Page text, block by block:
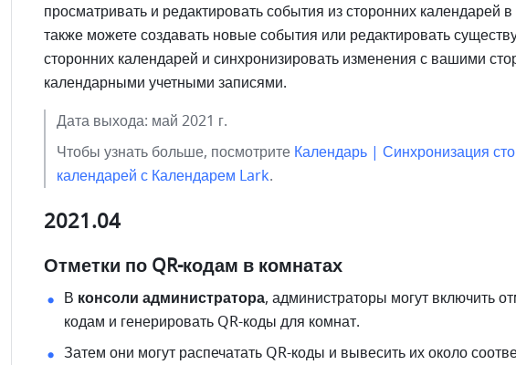
просматривать и редактировать события из сторонних календарей
также можете создавать новые события или редактировать
сторонних календарей и синхронизировать изменения с вашими
календарными учетными записями.
Дата выхода: май 2021 г.
Чтобы узнать больше, посмотрите Календарь | Синхронизация
календарей с Календарем Lark.
2021.04
Отметки по QR-кодам в комнатах
В консоли администратора, администраторы могут включить
кодам и генерировать QR-коды для комнат.
Затем они могут распечатать QR-коды и вывесить их около